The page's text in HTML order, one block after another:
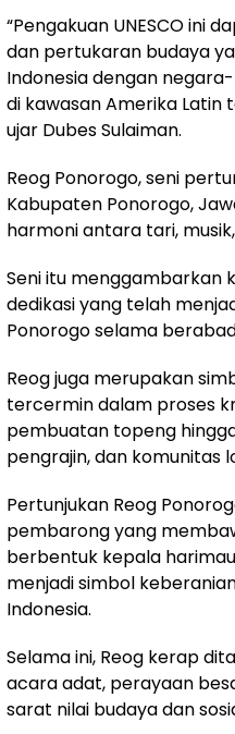
“Pengakuan UNESCO ini
dan pertukaran budaya
Indonesia dengan
di kawasan Amerika Latin
ujar Dubes Sulaiman.
Reog Ponorogo, seni
Kabupaten Ponorogo,
harmoni antara tari,
Seni itu menggambarkan
dedikasi yang telah
Ponorogo selama
Reog juga merupakan
tercermin dalam proses
pembuatan topeng
pengrajin, dan komunitas
Pertunjukan Reog
pembarong yang
berbentuk kepala
menjadi simbol
Indonesia.
Selama ini, Reog kerap
acara adat, perayaan
sarat nilai budaya dan